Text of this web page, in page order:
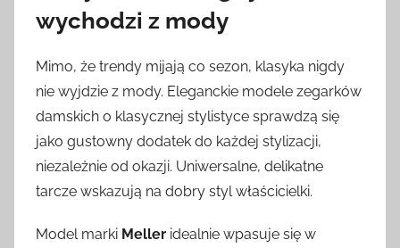
wychodzi z mody
Mimo, że trendy mijają co sezon, klasyka nigdy
nie wyjdzie z mody. Eleganckie modele zegarków
damskich o klasycznej stylistyce sprawdzą się
jako gustowny dodatek do każdej stylizacji,
niezależnie od okazji. Uniwersalne, delikatne
tarcze wskazują na dobry styl właścicielki.
Model marki Meller idealnie wpasuje się w